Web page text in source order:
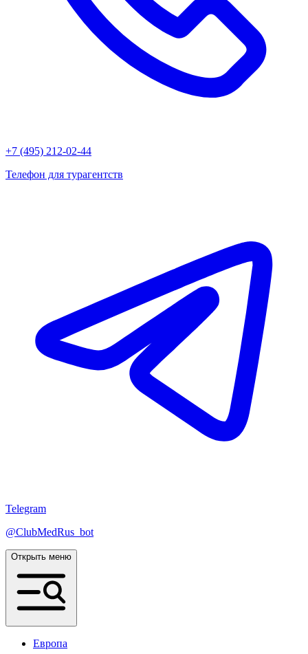
+7 (495) 212-02-44
Телефон для турагентств
Telegram
@ClubMedRus_bot
Открыть меню
Европа